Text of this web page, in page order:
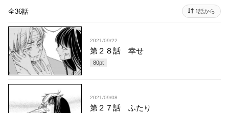
全36話 1話から
2021/09/22
第２８話 幸せ
80pt
2021/09/08
第２７話 ふたり